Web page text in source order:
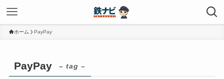
ホーム PayPay
PayPay – tag –